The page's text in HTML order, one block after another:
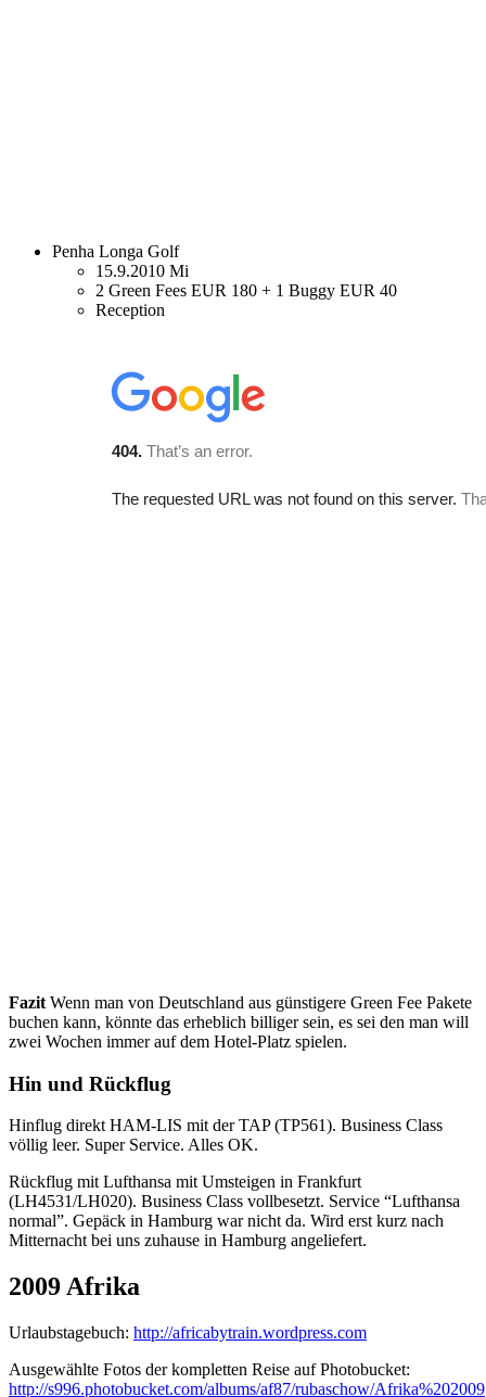
Penha Longa Golf
15.9.2010 Mi
2 Green Fees EUR 180 + 1 Buggy EUR 40
Reception
Fazit Wenn man von Deutschland aus günstigere Green Fee Pakete
buchen kann, könnte das erheblich billiger sein, es sei den man will
zwei Wochen immer auf dem Hotel-Platz spielen.
Hin und Rückflug
Hinflug direkt HAM-LIS mit der TAP (TP561). Business Class
völlig leer. Super Service. Alles OK.
Rückflug mit Lufthansa mit Umsteigen in Frankfurt
(LH4531/LH020). Business Class vollbesetzt. Service “Lufthansa
normal”. Gepäck in Hamburg war nicht da. Wird erst kurz nach
Mitternacht bei uns zuhause in Hamburg angeliefert.
2009 Afrika
Urlaubstagebuch: http://africabytrain.wordpress.com
Ausgewählte Fotos der kompletten Reise auf Photobucket:
http://s996.photobucket.com/albums/af87/rubaschow/Afrika%202009